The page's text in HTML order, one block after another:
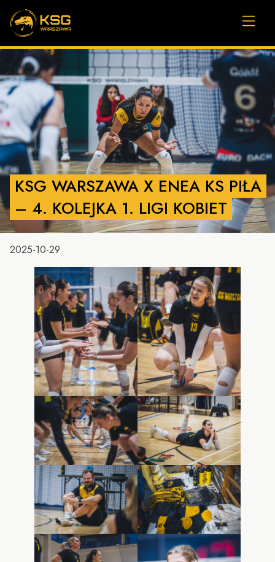
KSG WARSZAWA X ENEA KS PIŁA
– 4. KOLEJKA 1. LIGI KOBIET
2025-10-29